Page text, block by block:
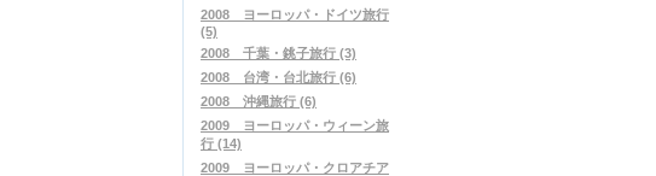
2008 ヨーロッパ・ドイツ旅行
(5)
2008 千葉・銚子旅行 (3)
2008 台湾・台北旅行 (6)
2008 沖縄旅行 (6)
2009 ヨーロッパ・ウィーン旅
行 (14)
2009 ヨーロッパ・クロアチア